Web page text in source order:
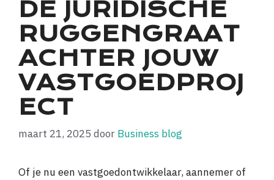
DE JURIDISCHE
RUGGENGRAAT
ACHTER JOUW
VASTGOEDPROJ
ECT
maart 21, 2025 door Business blog
Of je nu een vastgoedontwikkelaar, aannemer of